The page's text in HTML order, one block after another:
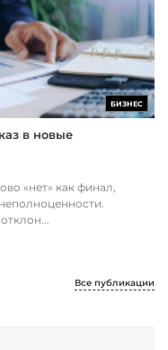
БИЗНЕС
в новые
«нет» как финал,
Все публикации